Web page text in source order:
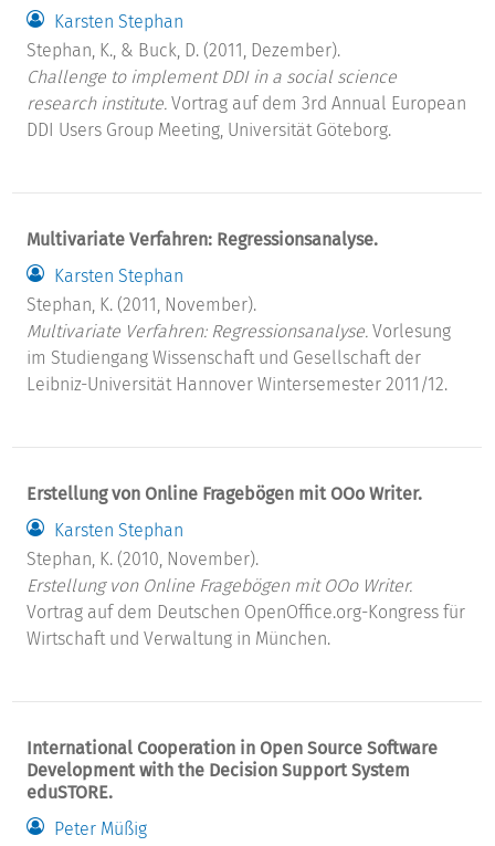
Karsten Stephan
Stephan, K., & Buck, D. (2011, Dezember).
Challenge to implement DDI in a social science
research institute. Vortrag auf dem 3rd Annual European
DDI Users Group Meeting, Universität Göteborg.
Multivariate Verfahren: Regressionsanalyse.
Karsten Stephan
Stephan, K. (2011, November).
Multivariate Verfahren: Regressionsanalyse. Vorlesung
im Studiengang Wissenschaft und Gesellschaft der
Leibniz-Universität Hannover Wintersemester 2011/12.
Erstellung von Online Fragebögen mit OOo Writer.
Karsten Stephan
Stephan, K. (2010, November).
Erstellung von Online Fragebögen mit OOo Writer.
Vortrag auf dem Deutschen OpenOffice.org-Kongress für
Wirtschaft und Verwaltung in München.
International Cooperation in Open Source Software
Development with the Decision Support System
eduSTORE.
Peter Müßig